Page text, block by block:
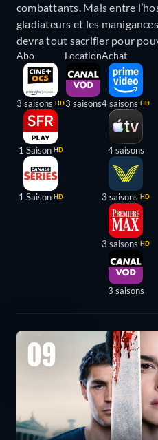
combattants. Mais entre
gladiateurs et les
devra tout sacrifier pour
Abo
3 saisons HD
1 Saison HD
1 Saison HD
Location
3 saisons
Achat
4 saisons HD
4 saisons
3 saisons HD
3 saisons HD
3 saisons
09